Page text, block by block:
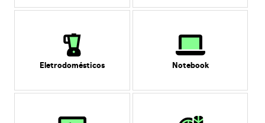
Eletrodomésticos Notebook